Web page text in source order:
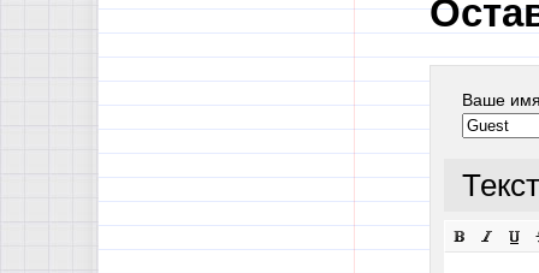
Ваше